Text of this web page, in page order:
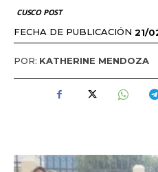
CUSCO POST
FECHA DE PUBLICACIÓN 21/
POR: KATHERINE MENDOZA